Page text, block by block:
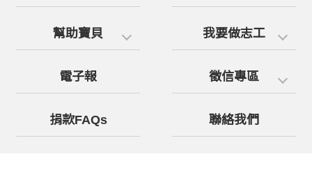
幫助寶貝 我要做志工
電子報 徵信專區
捐款FAQs 聯絡我們